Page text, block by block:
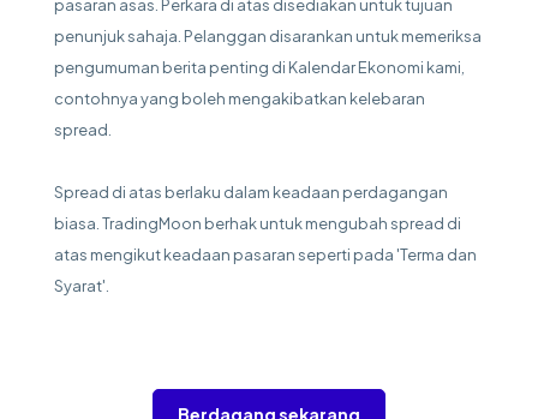
pasaran asas. Perkara di atas disediakan untuk tujuan
penunjuk sahaja. Pelanggan disarankan untuk memeriksa
pengumuman berita penting di Kalendar Ekonomi kami,
contohnya yang boleh mengakibatkan kelebaran
spread.
Spread di atas berlaku dalam keadaan perdagangan
biasa. TradingMoon berhak untuk mengubah spread di
atas mengikut keadaan pasaran seperti pada 'Terma dan
Syarat'.
Berdagang sekarang